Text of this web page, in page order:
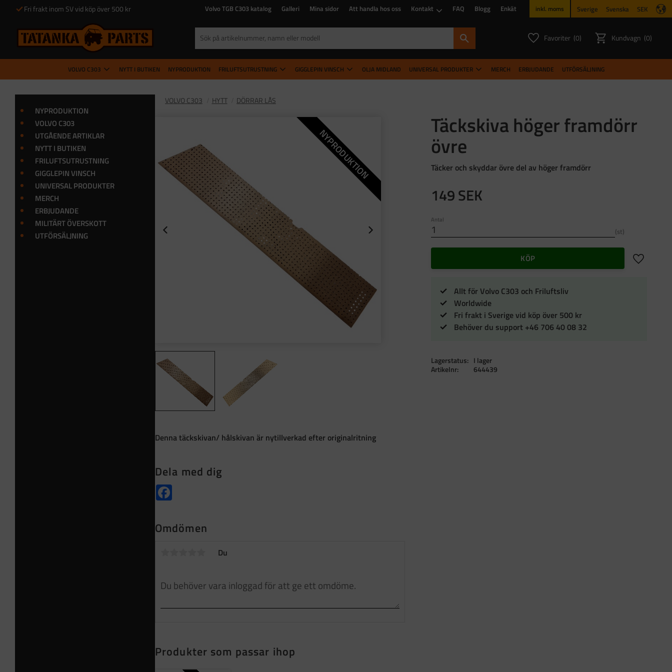
Fri frakt inom SV vid köp över 500 kr Volvo TGB C303 katalog Galleri Mina sidor Att handla hos oss Kontakt FAQ Blogg Enkät inkl. moms Sverige Svenska SEK
FavoriterANTAL FAVORITER:
0 Kundvagn ANTAL
0
VOLVO C303 NYTT I BUTIKEN NYPRODUKTION FRILUFTSUTRUSTNING GIGGLEPIN VINSCH OLJA MIDLAND UNIVERSAL PRODUKTER MERCH ERBJUDANDE UTFÖRSÄLJNING
VOLVO C303 HYTT DÖRRAR LÅS
Täckskiva höger framdörr
övre
Täcker och skyddar övre del av höger framdörr
NYPRODUKTION
149SEK
Antal
st
KÖP Lägg till i
Allt för Volvo C303 och Friluftsliv
Worldwide
Fri frakt i Sverige vid köp över 500 kr
Behöver du support +46 706 40 08 32
Lagerstatus
I lager
Artikelnr
644439
Denna täckskivan/ hålskivan är nytillverkad efter originalritning
Dela med dig
Omdömen
Du
Produkter som passar ihop
NYPRODUKTION
VOLVO C303
UTGÅENDE ARTIKLAR
NYTT I BUTIKEN
FRILUFTSUTRUSTNING
GIGGLEPIN VINSCH
UNIVERSAL PRODUKTER
MERCH
ERBJUDANDE
MILITÄRT ÖVERSKOTT
UTFÖRSÄLJNING